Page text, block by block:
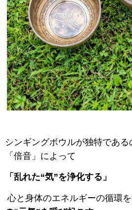
シンギングボウルが独特である
「倍音」によって
「乱れた“気”を浄化する」
心と身体のエネルギーの循環